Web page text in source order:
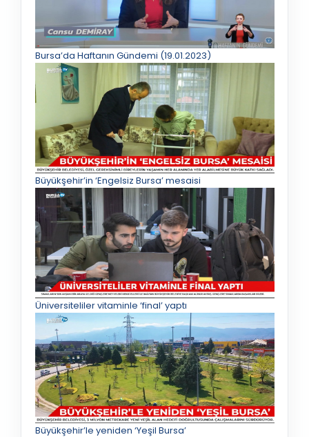
Bursa’da Haftanın Gündemi (19.01.2023)
Büyükşehir’in ‘Engelsiz Bursa’ mesaisi
Üniversiteliler vitaminle ‘final’ yaptı
Büyükşehir’le yeniden ‘Yeşil Bursa’